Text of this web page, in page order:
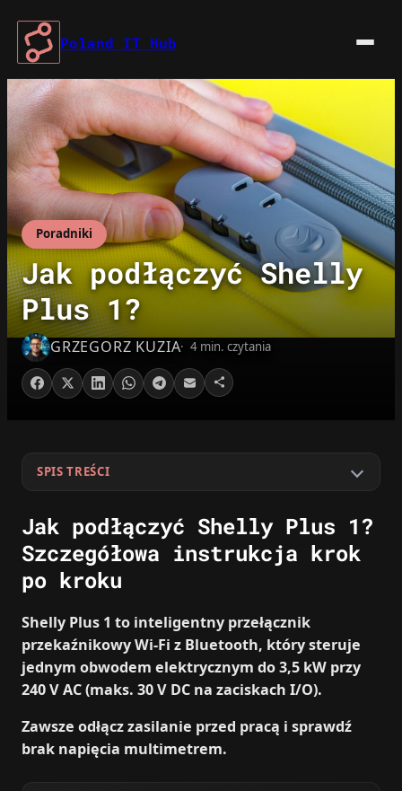
Przejdź
treści
Poland IT Hub
Poradniki
Jak podłączyć Shelly
Plus 1?
GRZEGORZ KUZIA 4 min. czytania
SPIS TREŚCI
Jak podłączyć Shelly Plus 1?
Szczegółowa instrukcja krok
po kroku
Shelly Plus 1 to inteligentny przełącznik
przekaźnikowy Wi‑Fi z Bluetooth, który steruje
jednym obwodem elektrycznym do 3,5 kW przy
240 V AC (maks. 30 V DC na zaciskach I/O).
Zawsze odłącz zasilanie przed pracą i sprawdź
brak napięcia multimetrem.